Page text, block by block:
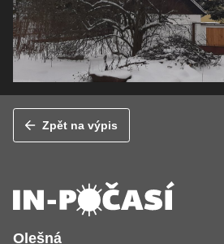
Zpět na výpis
Olešná